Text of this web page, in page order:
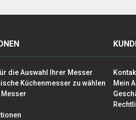
die Auswahl Ihrer Messer
Küchenmesser zu wählen
Mein